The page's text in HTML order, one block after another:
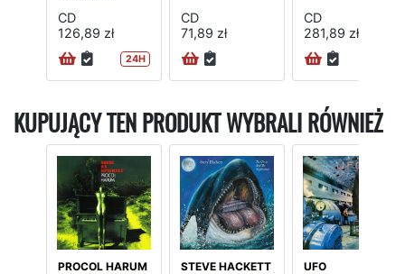
CD
126,89 zł
24H
CD
71,89 zł
CD
281,89 zł
KUPUJĄCY TEN PRODUKT WYBRALI RÓWNIEŻ
PROCOL HARUM
STEVE HACKETT
UFO